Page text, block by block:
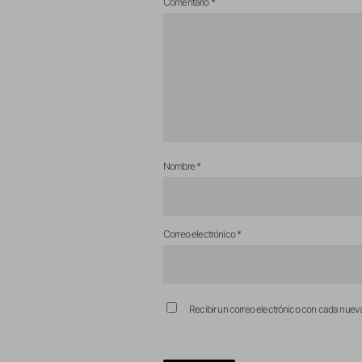
Nombre*
Correo electrónico*
Recibir un correo electrónico con cada